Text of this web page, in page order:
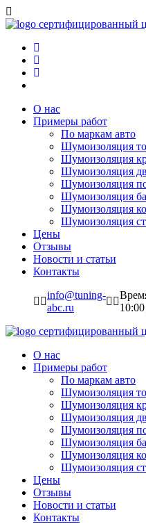
сертифицированный
О нас
Примеры работ
По маркам авто
Шумоизоляция
Шумоизоляция
Шумоизоляция
Шумоизоляция
Шумоизоляция
Шумоизоляция
Шумоизоляция
Цены
Отзывы
Новости и статьи
Контакты
info@tuning-
abc.ru
сертифицированный
О нас
Примеры работ
По маркам авто
Шумоизоляция
Шумоизоляция
Шумоизоляция
Шумоизоляция
Шумоизоляция
Шумоизоляция
Шумоизоляция
Цены
Отзывы
Новости и статьи
Контакты